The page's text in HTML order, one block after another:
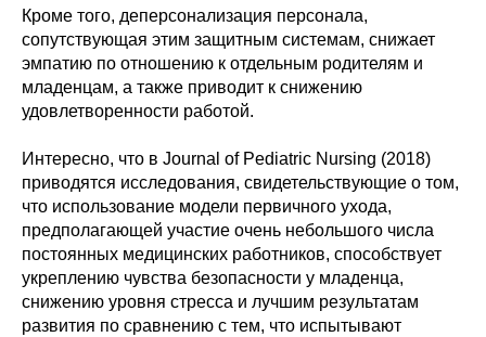
Кроме того, деперсонализация персонала,
сопутствующая этим защитным системам, снижает
эмпатию по отношению к отдельным родителям и
младенцам, а также приводит к снижению
удовлетворенности работой.
Интересно, что в Journal of Pediatric Nursing (2018)
приводятся исследования, свидетельствующие о том,
что использование модели первичного ухода,
предполагающей участие очень небольшого числа
постоянных медицинских работников, способствует
укреплению чувства безопасности у младенца,
снижению уровня стресса и лучшим результатам
развития по сравнению с тем, что испытывают